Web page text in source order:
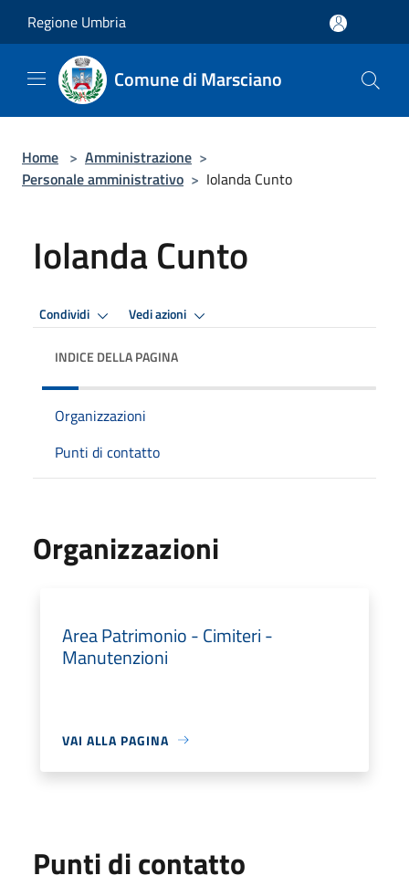
Regione Umbria
Comune di Marsciano
Home > Amministrazione >
Personale amministrativo > Iolanda Cunto
Iolanda Cunto
Condividi Vedi azioni
INDICE DELLA PAGINA
Organizzazioni
Punti di contatto
Organizzazioni
Area Patrimonio - Cimiteri -
Manutenzioni
VAI ALLA PAGINA
Punti di contatto